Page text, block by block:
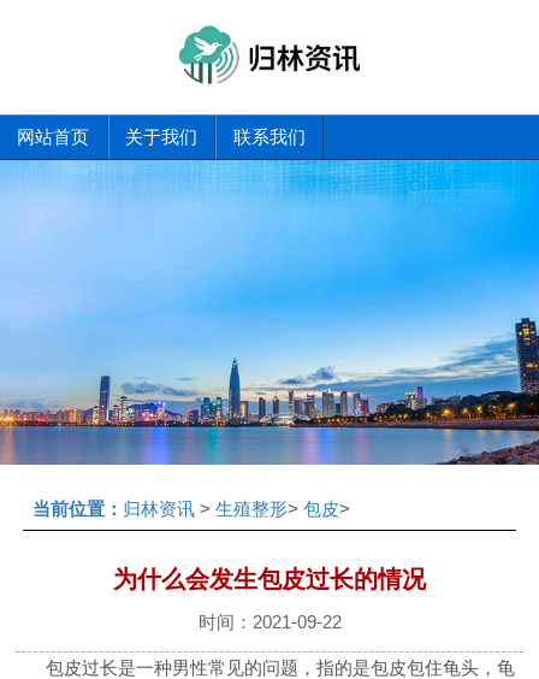
网站首页 关于我们 联系我们
当前位置： 归林资讯> 生殖整形> 包皮>
为什么会发生包皮过长的情况
时间：2021-09-22
包皮过长是一种男性常见的问题，指的是包皮包住龟头，龟